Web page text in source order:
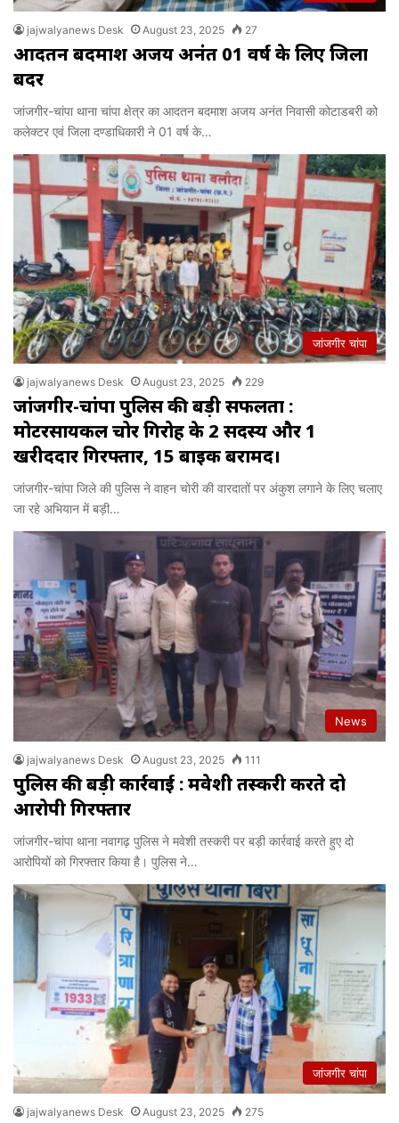
jajwalyanews Desk August 23, 2025 27
आदतन बदमाश अजय अनंत 01 वर्ष के लिए जिला
बदर
जांजगीर-चांपा थाना चांपा क्षेत्र का आदतन बदमाश अजय अनंत निवासी कोटाडबरी को
कलेक्टर एवं जिला दण्डाधिकारी ने 01 वर्ष के…
जांजगीर चांपा
jajwalyanews Desk August 23, 2025 229
जांजगीर-चांपा पुलिस की बड़ी सफलता :
मोटरसायकल चोर गिरोह के 2 सदस्य और 1
खरीददार गिरफ्तार, 15 बाइक बरामद।
जांजगीर-चांपा जिले की पुलिस ने वाहन चोरी की वारदातों पर अंकुश लगाने के लिए चलाए
जा रहे अभियान में बड़ी…
News
jajwalyanews Desk August 23, 2025 111
पुलिस की बड़ी कार्रवाई : मवेशी तस्करी करते दो
आरोपी गिरफ्तार
जांजगीर-चांपा थाना नवागढ़ पुलिस ने मवेशी तस्करी पर बड़ी कार्रवाई करते हुए दो
आरोपियों को गिरफ्तार किया है। पुलिस ने…
जांजगीर चांपा
jajwalyanews Desk August 23, 2025 275